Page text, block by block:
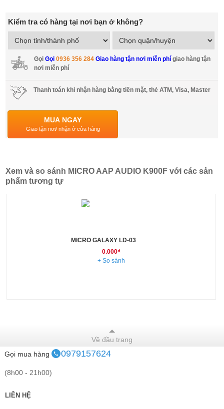
Kiểm tra có hàng tại nơi bạn ở không?
GọiGọi0936 356 284Giao hàng tận nơi miễn phí giao hàng tận
nơi miễn phí
Thanh toán khi nhận hàng bằng tiền mặt, thẻ ATM, Visa, Master
MUA NGAY
Giao tận nơi/ nhận ở cửa hàng
Xem và so sánh MICRO AAP AUDIO K900F với các sản
phẩm tương tự
MICRO GALAXY LD-03
0.000₫
+ So sánh
Về đầu trang
Gọi mua hàng
0979157624
(8h00 - 21h00)
LIÊN HỆ